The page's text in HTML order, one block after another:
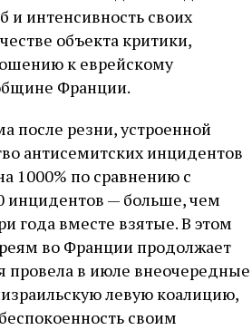
и интенсивность своих
объекта критики,
к еврейскому
Франции.
после резни, устроенной
антисемитских инцидентов
1000% по сравнению с
инцидентов — больше, чем
года вместе взятые. В этом
во Франции продолжает
провела в июле внеочередные
левую коалицию,
своим